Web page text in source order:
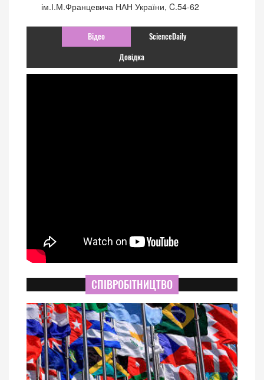
ім.І.М.Францевича НАН України, C.54-62
Відео ScienceDaily
Довідка
СПІВРОБІТНИЦТВО